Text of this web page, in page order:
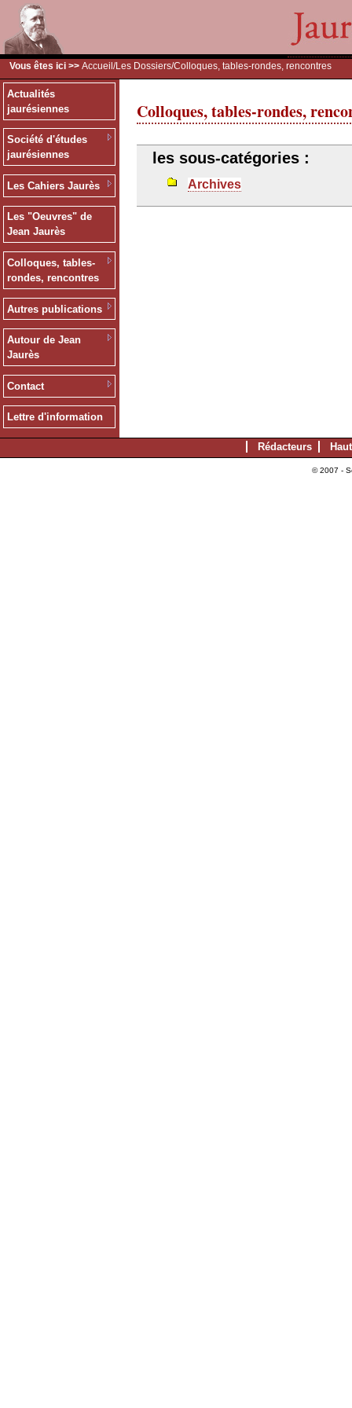
Vous êtes ici >> Accueil /Les Dossiers/Colloques, tables-rondes, rencontres
Actualités
jaurésiennes
Société d'études
jaurésiennes
Les Cahiers Jaurès
Les "Oeuvres" de
Jean Jaurès
Colloques, tables-
rondes, rencontres
Autres publications
Autour de Jean
Jaurès
Contact
Lettre d'information
Colloques, tables-rondes,
les sous-catégories :
Archives
Rédacteurs
© 2007 -